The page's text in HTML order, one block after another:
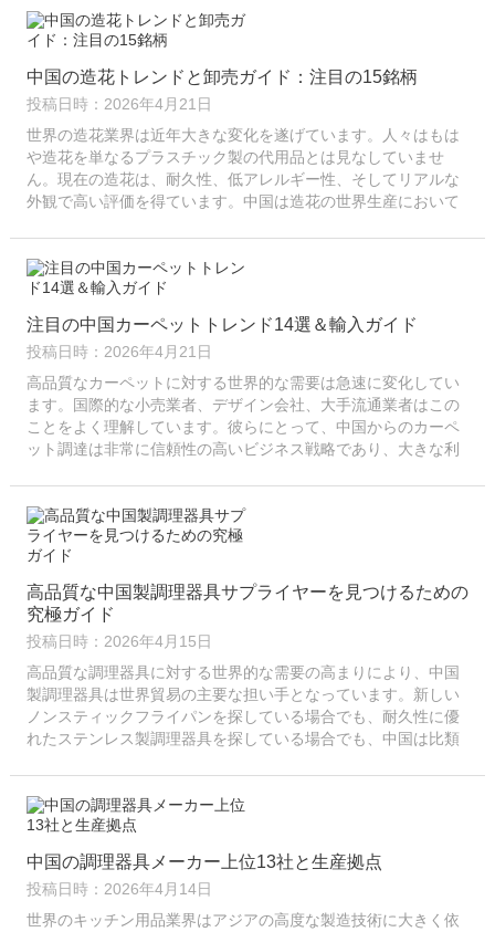
中国の造花トレンドと卸売ガイド：注目の15銘柄
投稿日時：2026年4月21日
世界の造花業界は近年大きな変化を遂げています。人々はもは
や造花を単なるプラスチック製の代用品とは見なしていませ
ん。現在の造花は、耐久性、低アレルギー性、そしてリアルな
外観で高い評価を得ています。中国は造花の世界生産において
注目の中国カーペットトレンド14選＆輸入ガイド
投稿日時：2026年4月21日
高品質なカーペットに対する世界的な需要は急速に変化してい
ます。国際的な小売業者、デザイン会社、大手流通業者はこの
ことをよく理解しています。彼らにとって、中国からのカーペ
ット調達は非常に信頼性の高いビジネス戦略であり、大きな利
高品質な中国製調理器具サプライヤーを見つけるための
究極ガイド
投稿日時：2026年4月15日
高品質な調理器具に対する世界的な需要の高まりにより、中国
製調理器具は世界貿易の主要な担い手となっています。新しい
ノンスティックフライパンを探している場合でも、耐久性に優
れたステンレス製調理器具を探している場合でも、中国は比類
します。
中国の調理器具メーカー上位13社と生産拠点
投稿日時：2026年4月14日
世界のキッチン用品業界はアジアの高度な製造技術に大きく依